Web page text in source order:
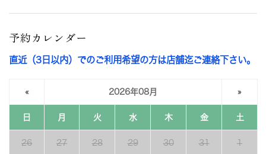
予約カレンダー
直近（3日以内）でのご利用希望の方は店舗迄ご連絡下さい。
« 2026年08月 »
日 月 火 水 木 金 土
26 27 28 29 30 31 1